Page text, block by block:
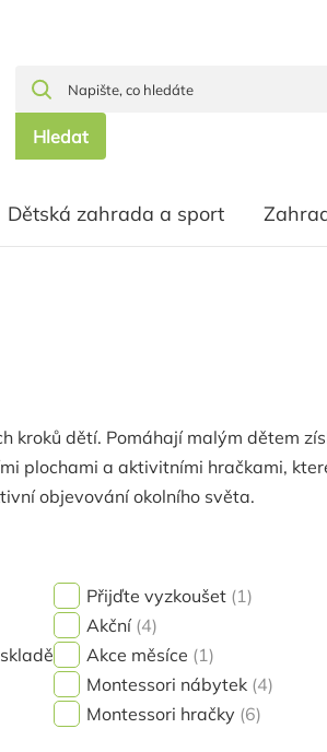
Hledat
Dětská zahrada a sport
kroků dětí. Pomáhají malým dětem
plochami a aktivitními hračkami,
objevování okolního světa.
Přijďte vyzkoušet 1
Akční 4
Akce měsíce 1
Montessori nábytek 4
Montessori hračky 6